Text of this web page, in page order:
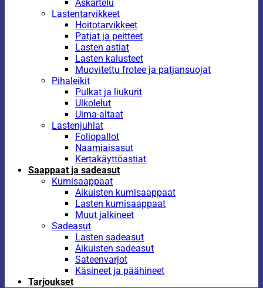
Askartelu
Lastentarvikkeet
Hoitotarvikkeet
Patjat ja peitteet
Lasten astiat
Lasten kalusteet
Muovitettu frotee ja patjansuojat
Pihaleikit
Pulkat ja liukurit
Ulkolelut
Uima-altaat
Lastenjuhlat
Foliopallot
Naamiaisasut
Kertakäyttöastiat
Saappaat ja sadeasut
Kumisaappaat
Aikuisten kumisaappaat
Lasten kumisaappaat
Muut jalkineet
Sadeasut
Lasten sadeasut
Aikuisten sadeasut
Sateenvarjot
Käsineet ja päähineet
Tarjoukset